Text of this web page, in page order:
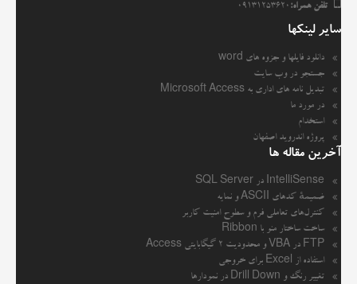
تلفن همراه: 09131253620
سایر لینکها
دانلود فایلها و جزوه های word
جستجو در وب سایت
تبدیل نامه های اداری به Microsoft Access
در مورد ما
استخدام
پروژه اندروید اصفهان
آخرین مقاله ها
IntelliSense در SQL Server
ضمیمهٔ کدهای ASCII و نمایه
کنترل‌های تعاملی فرم و سطوح امنیت کاربر
ساخت ساختار منو با Ribbon
FTP در VBA و محدودیت ۲ گیگابایتی Access
استفاده از Excel برای خروجی
تغییر رنگ و Drill Down در نمودارها